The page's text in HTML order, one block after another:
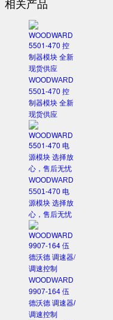
WOODWARD
5501-470 控
制器模块 全新
现货供应
WOODWARD
5501-470 电
源模块 选择放
心，售后无忧
WOODWARD
9907-164 伍
德沃德 调速器/
调速控制